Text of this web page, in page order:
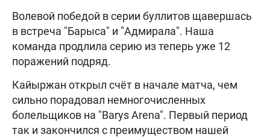
Волевой победой в серии буллитов щавершась
в встреча "Барыса" и "Адмирала". Наша
команда продлила серию из теперь уже 12
поражений подряд.
Кайыржан открыл счёт в начале матча, чем
сильно порадовал немногочисленных
болельщиков на "Barys Arena". Первый период
так и закончился с преимуществом нашей